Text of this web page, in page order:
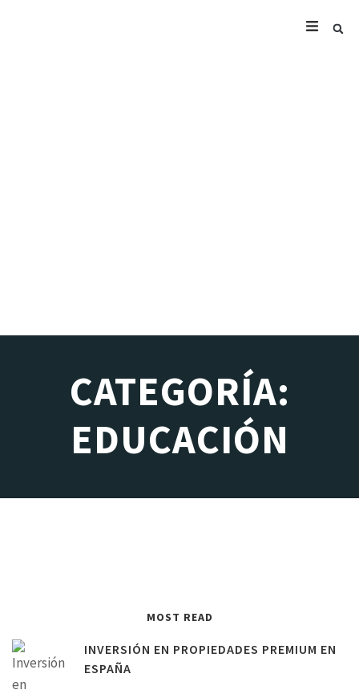
CATEGORÍA:
EDUCACIÓN
MOST READ
INVERSIÓN EN PROPIEDADES PREMIUM EN
ESPAÑA